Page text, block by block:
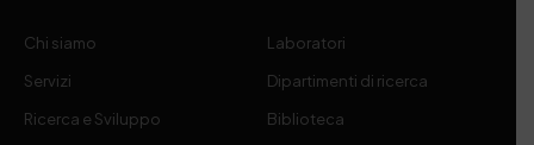
Chi siamo
Servizi
Ricerca e Sviluppo
Laboratori
Dipartimenti di ricerca
Biblioteca